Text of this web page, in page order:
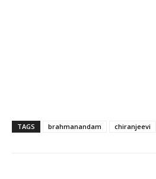
TAGS brahmanandam chiranjeevi